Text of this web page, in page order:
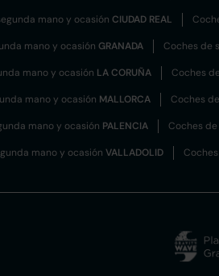
mano y ocasión CIUDAD REAL
mano y ocasión GRANADA Coches de
mano y ocasión LA CORUÑA Coches
mano y ocasión MALLORCA Coches
mano y ocasión PALENCIA Coches
mano y ocasión VALLADOLID